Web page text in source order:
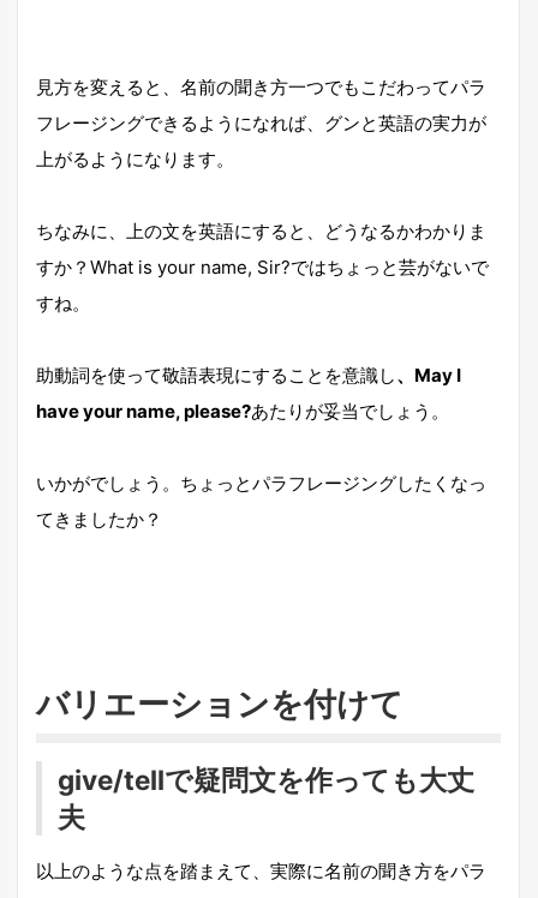
見方を変えると、名前の聞き方一つでもこだわってパラ
フレージングできるようになれば、グンと英語の実力が
上がるようになります。
ちなみに、上の文を英語にすると、どうなるかわかりま
すか？What is your name, Sir?ではちょっと芸がないで
すね。
助動詞を使って敬語表現にすることを意識し、May I
have your name, please?あたりが妥当でしょう。
いかがでしょう。ちょっとパラフレージングしたくなっ
てきましたか？
バリエーションを付けて
give/tellで疑問文を作っても大丈
夫
以上のような点を踏まえて、実際に名前の聞き方をパラ